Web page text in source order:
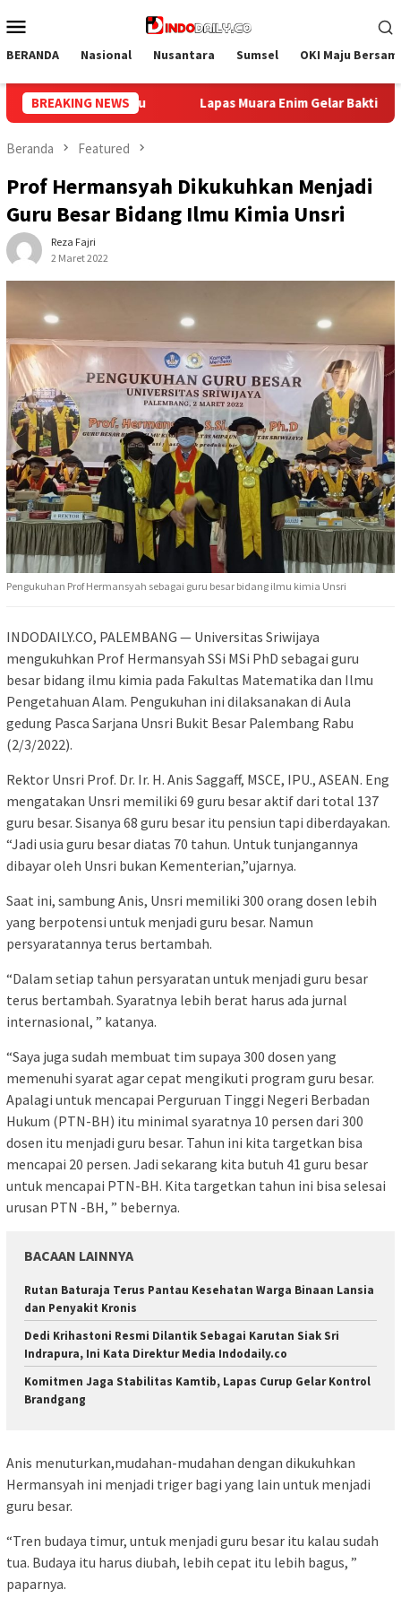
ke
Mobile
BERANDA Nasional Nusantara Sumsel OKI Maju
BREAKING NEWS
Bakti Sosial Donor Darah dalam Rangka Memperingati HUT
Beranda Featured
Prof Hermansyah Dikukuhkan Menjadi
Guru Besar Bidang Ilmu Kimia Unsri
Reza Fajri
2 Maret 2022
Pengukuhan Prof Hermansyah sebagai guru besar bidang ilmu kimia Unsri
INDODAILY.CO, PALEMBANG — Universitas Sriwijaya
mengukuhkan Prof Hermansyah SSi MSi PhD sebagai guru
besar bidang ilmu kimia pada Fakultas Matematika dan Ilmu
Pengetahuan Alam. Pengukuhan ini dilaksanakan di Aula
gedung Pasca Sarjana Unsri Bukit Besar Palembang Rabu
(2/3/2022).
Rektor Unsri Prof. Dr. Ir. H. Anis Saggaff, MSCE, IPU., ASEAN. Eng
mengatakan Unsri memiliki 69 guru besar aktif dari total 137
guru besar. Sisanya 68 guru besar itu pensiun tapi diberdayakan.
“Jadi usia guru besar diatas 70 tahun. Untuk tunjangannya
dibayar oleh Unsri bukan Kementerian,”ujarnya.
Saat ini, sambung Anis, Unsri memiliki 300 orang dosen lebih
yang berpotensi untuk menjadi guru besar. Namun
persyaratannya terus bertambah.
“Dalam setiap tahun persyaratan untuk menjadi guru besar
terus bertambah. Syaratnya lebih berat harus ada jurnal
internasional, ” katanya.
“Saya juga sudah membuat tim supaya 300 dosen yang
memenuhi syarat agar cepat mengikuti program guru besar.
Apalagi untuk mencapai Perguruan Tinggi Negeri Berbadan
Hukum (PTN-BH) itu minimal syaratnya 10 persen dari 300
dosen itu menjadi guru besar. Tahun ini kita targetkan bisa
mencapai 20 persen. Jadi sekarang kita butuh 41 guru besar
untuk mencapai PTN-BH. Kita targetkan tahun ini bisa selesai
urusan PTN -BH, ” bebernya.
BACAAN LAINNYA
Rutan Baturaja Terus Pantau Kesehatan Warga Binaan Lansia
dan Penyakit Kronis
Dedi Krihastoni Resmi Dilantik Sebagai Karutan Siak Sri
Indrapura, Ini Kata Direktur Media Indodaily.co
Komitmen Jaga Stabilitas Kamtib, Lapas Curup Gelar Kontrol
Brandgang
Anis menuturkan,mudahan-mudahan dengan dikukuhkan
Hermansyah ini menjadi triger bagi yang lain untuk menjadi
guru besar.
“Tren budaya timur, untuk menjadi guru besar itu kalau sudah
tua. Budaya itu harus diubah, lebih cepat itu lebih bagus, ”
paparnya.